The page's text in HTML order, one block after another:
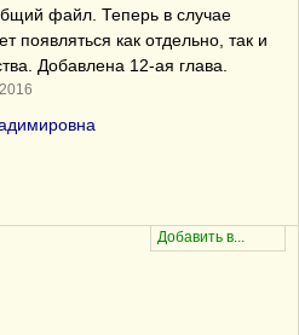
файл. Теперь в случае
появляться как отдельно, так и
Добавлена 12-ая глава.